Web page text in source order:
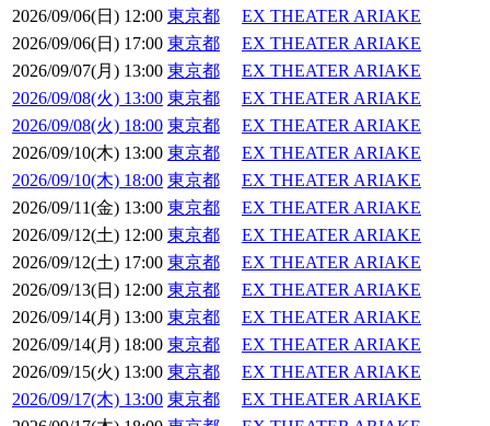
2026/09/06(日) 12:00 東京都
EX THEATER ARIAKE
2026/09/06(日) 17:00 東京都
EX THEATER ARIAKE
2026/09/07(月) 13:00 東京都
EX THEATER ARIAKE
2026/09/08(火) 13:00 東京都
EX THEATER ARIAKE
2026/09/08(火) 18:00 東京都
EX THEATER ARIAKE
2026/09/10(木) 13:00 東京都
EX THEATER ARIAKE
2026/09/10(木) 18:00 東京都
EX THEATER ARIAKE
2026/09/11(金) 13:00 東京都
EX THEATER ARIAKE
2026/09/12(土) 12:00 東京都
EX THEATER ARIAKE
2026/09/12(土) 17:00 東京都
EX THEATER ARIAKE
2026/09/13(日) 12:00 東京都
EX THEATER ARIAKE
2026/09/14(月) 13:00 東京都
EX THEATER ARIAKE
2026/09/14(月) 18:00 東京都
EX THEATER ARIAKE
2026/09/15(火) 13:00 東京都
EX THEATER ARIAKE
2026/09/17(木) 13:00 東京都
EX THEATER ARIAKE